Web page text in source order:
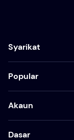
Syarikat
Popular
Akaun
Dasar